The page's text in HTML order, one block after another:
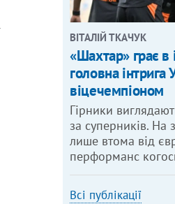
ВІТАЛІЙ ТКАЧУК
«Шахтар» грає в
головна інтрига
віцечемпіоном
Гірники
за суперників. На
лише втома від
перформанс
Всі публікації